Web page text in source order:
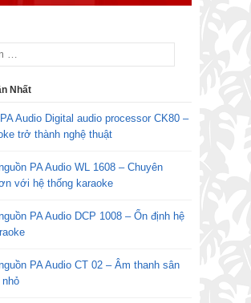
Nhất
Audio Digital audio processor CK80 –
trở thành nghệ thuật
PA Audio WL 1608 – Chuyên
với hệ thống karaoke
PA Audio DCP 1008 – Ổn định hệ
PA Audio CT 02 – Âm thanh sân
nhỏ